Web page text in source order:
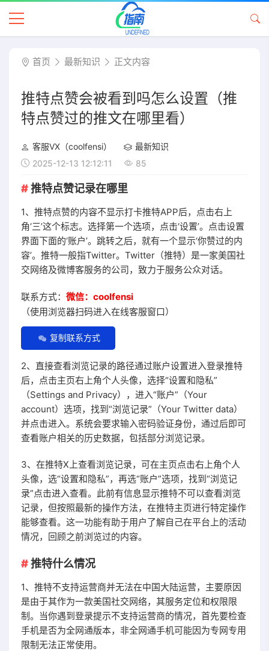
首页 最新知识 正文内容
推特点赞会被看到吗怎么设置（推
特点赞过的推文在哪里看）
客服VX（coolfensi）
最新知识
2025-12-13 12:12:11
85
推特点赞记录在哪里
1、推特点赞的内容不显示打卡推特APP后，点击右上
角‘三’这个标志。选择第一个选项，点击‘设置’。点击设置
界面下面的‘账户’。跳转之后，就有一个显示‘你赞过的内
容’。推特一般指Twitter。Twitter（推特）是一家美国社
交网络及微博客服务的公司，致力于服务公众对话。
联系方式： 微信：coolfensi
（使用浏览器扫码进入在线客服窗口）
复制联系方式
2、直接查看浏览记录的路径通过账户设置进入登录推特
后，点击主页右上角个人头像，选择“设置和隐私”
（Settings and Privacy），进入“账户”（Your
account）选项，找到“浏览记录”（Your Twitter data）
并点击进入。系统会要求输入密码验证身份，通过后即可
查看账户相关的历史数据，包括部分浏览记录。
3、在推特X上查看浏览记录，可在主页点击右上角个人
头像，选“设置和隐私”，再选“账户”选项，找到“浏览记
录”点击进入查看。此前有信息显示推特不可以查看浏览
记录，但按照最新的操作方法，在推特主页进行特定操作
能够查看。这一功能有助于用户了解自己在平台上的活动
情况，回顾之前浏览过的内容。
推特什么情况
1、推特不支持运营商并无法在中国大陆运营，主要原因
是由于其作为一款美国社交网络，其服务定位和权限限
制。当你遇到登录提示不支持运营商的情况，首先要检查
手机是否为全网通版本，非全网通手机可能因为专网专用
限制无法正常使用。